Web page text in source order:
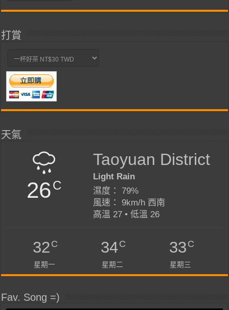
打賞
天氣
26C
Taoyuan District
Light Rain
濕度： 79%
風速： 9km/h 西南
高溫 27 • 低溫 26
32C
星期一
34C
星期二
33C
星期三
Fav. Song =)